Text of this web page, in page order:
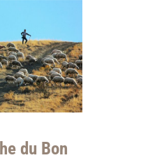
du Bon